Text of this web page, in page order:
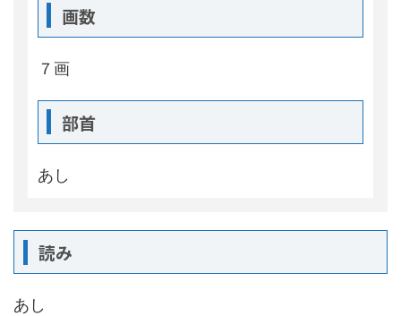
画数
７画
部首
あし
読み
あし